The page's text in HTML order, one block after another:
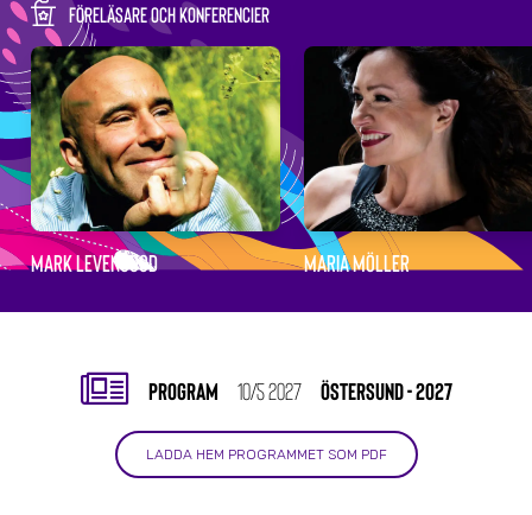
FÖRELÄSARE OCH KONFERENCIER
MARK LEVENGOOD MARIA MÖLLER
PROGRAM 10/5 2027 ÖSTERSUND - 2027
LADDA HEM PROGRAMMET SOM PDF